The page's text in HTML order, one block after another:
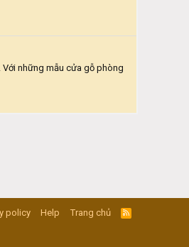
những mẫu cửa gỗ phòng
policy Help Trang chủ
R
S